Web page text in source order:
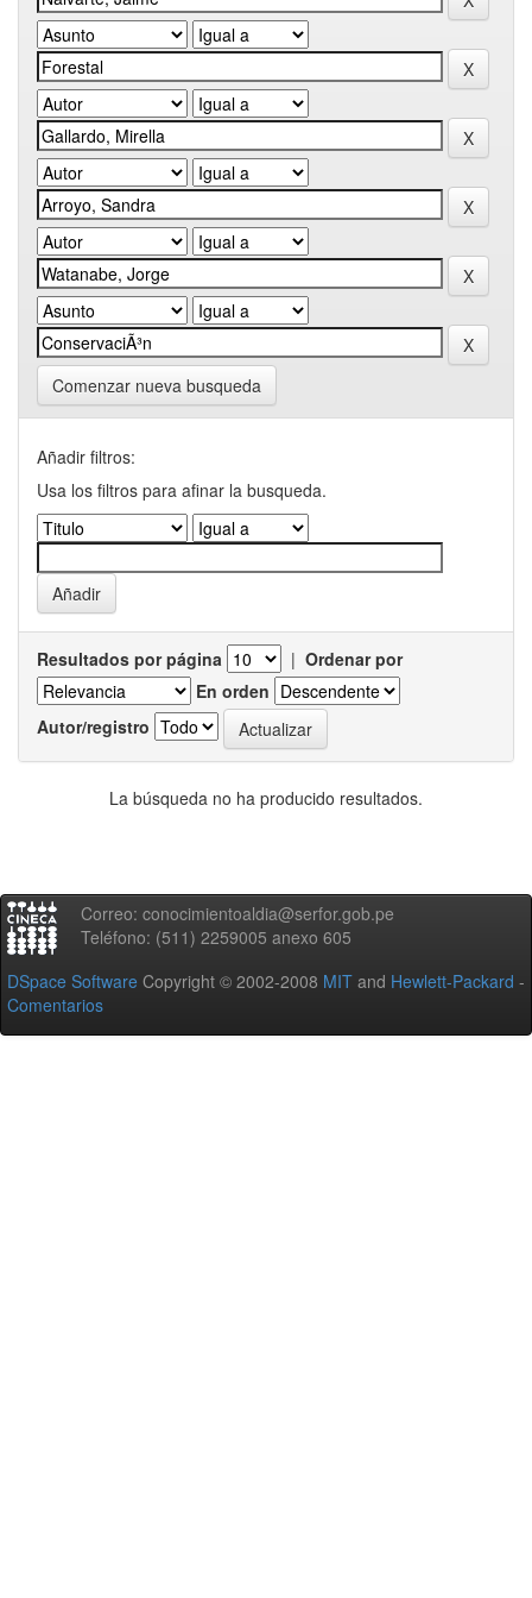
Comenzar nueva busqueda
Añadir filtros:
Usa los filtros para afinar la busqueda.
Resultados por página | Ordenar por
En orden
Autor/registro
La búsqueda no ha producido resultados.
Correo: conocimientoaldia@serfor.gob.pe
Teléfono: (511) 2259005 anexo 605
DSpace Software Copyright © 2002-2008 MIT and Hewlett-Packard -
Comentarios